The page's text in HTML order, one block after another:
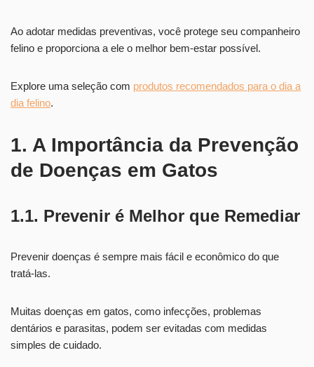
Ao adotar medidas preventivas, você protege seu companheiro
felino e proporciona a ele o melhor bem-estar possível.
Explore uma seleção com produtos recomendados para o dia a
dia felino.
1. A Importância da Prevenção
de Doenças em Gatos
1.1. Prevenir é Melhor que Remediar
Prevenir doenças é sempre mais fácil e econômico do que
tratá-las.
Muitas doenças em gatos, como infecções, problemas
dentários e parasitas, podem ser evitadas com medidas
simples de cuidado.